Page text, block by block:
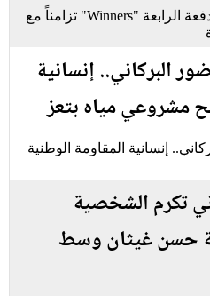
الجند تدشن احتفالات تخرج الدفعة الرابعة "Winners" تزامناً مع
البركاني.. إنسانية
مشروعي مياه بتعز
إنسانية المقاومة الوطنية
تكرم الشخصية
حسن غيثان وسط